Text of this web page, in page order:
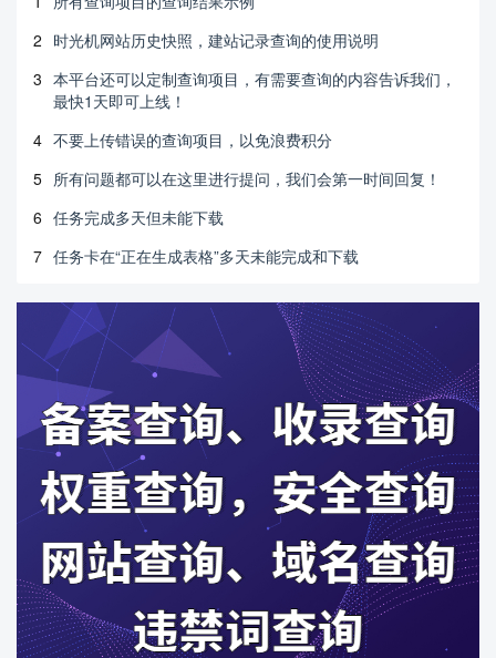
2 时光机网站历史快照，建站记录查询的使用说明
3 本平台还可以定制查询项目，有需要查询的内容告诉我们，
最快1天即可上线！
4 不要上传错误的查询项目，以免浪费积分
5 所有问题都可以在这里进行提问，我们会第一时间回复！
6 任务完成多天但未能下载
7 任务卡在“正在生成表格”多天未能完成和下载